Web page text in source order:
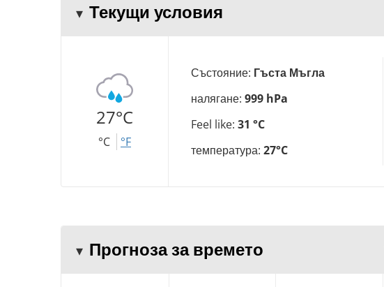
Текущи условия
27°C
°C °F
Състояние: Гъста Мъгла
налягане: 999 hPa
Feel like: 31 °C
температура: 27°C
Прогноза за времето